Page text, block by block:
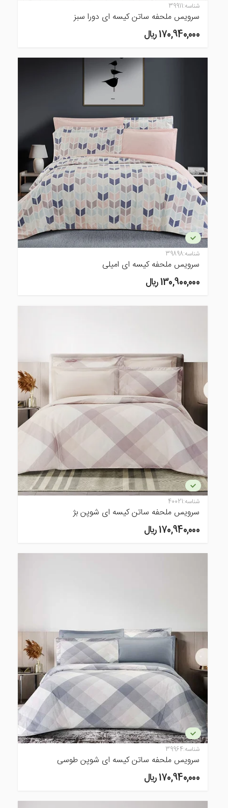
شناسه:39911
سرویس ملحفه ساتن کیسه ای دورا سبز
170,940,000 ريال
شناسه:39898
سرویس ملحفه کیسه ای امیلی
130,900,000 ريال
شناسه:40021
سرویس ملحفه ساتن کیسه ای شوپن بژ
170,940,000 ريال
شناسه:39964
سرویس ملحفه ساتن کیسه ای شوپن طوسی
170,940,000 ريال